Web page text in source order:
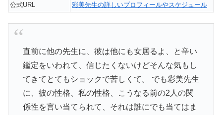
公式URL
彩美先生の詳しいプロフィールやスケジュール
直前に他の先生に、彼は他にも女居るよ、と辛い
鑑定をいわれて、信じたくないけどそんな気もし
てきてとてもショックで苦しくて。 でも彩美先生
に、彼の性格、私の性格、こうなる前の2人の関
係性を言い当てられて、それは誰にでも当てはま